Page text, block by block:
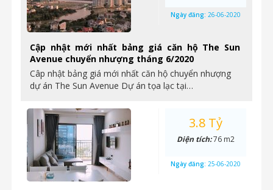
Cập nhật mới nhất bảng giá căn hộ The Sun
Avenue chuyển nhượng tháng 6/2020
Câp nhật bảng giá mới nhất căn hộ chuyển nhượng
dự án The Sun Avenue Dự án tọa lạc tại…
Ngày đăng: 26-06-2020
3.8 Tỷ
Diện tích:76 m2
Ngày đăng: 25-06-2020